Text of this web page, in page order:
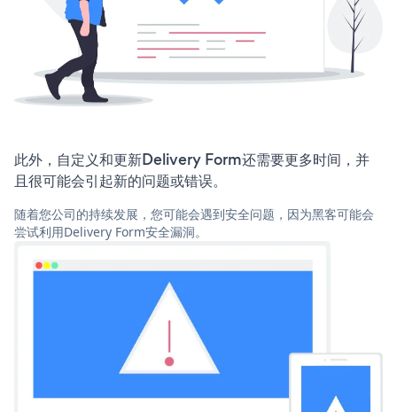
此外，自定义和更新Delivery Form还需要更多时间，并
且很可能会引起新的问题或错误。
随着您公司的持续发展，您可能会遇到安全问题，因为黑客可能会
尝试利用Delivery Form安全漏洞。